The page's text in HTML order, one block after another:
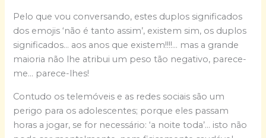
Pelo que vou conversando, estes duplos significados
dos emojis ‘não é tanto assim’, existem sim, os duplos
significados… aos anos que existem!!!!… mas a grande
maioria não lhe atribui um peso tão negativo, parece-
me… parece-lhes!
Contudo os telemóveis e as redes sociais são um
perigo para os adolescentes; porque eles passam
horas a jogar, se for necessário: ‘a noite toda’… isto não